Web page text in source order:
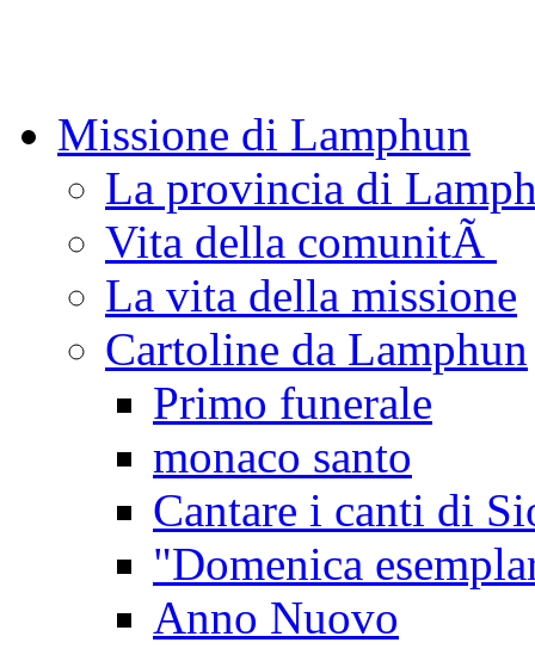
Missione di Lamphun
La provincia di
Vita della comunitÃ
La vita della missione
Cartoline da Lamphun
Primo funerale
monaco santo
Cantare i canti di
"Domenica
Anno Nuovo